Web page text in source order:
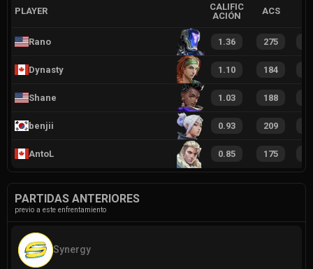
PLAYER
CALIFIC
ACIÓN
ACS
Rano 1.36 275
Dynasty 1.10 184
Shane 1.03 188
benjii 0.93 209
AntoL 0.85 175
PARTIDAS ANTERIORES
previo a este enfrentamiento
Synergy